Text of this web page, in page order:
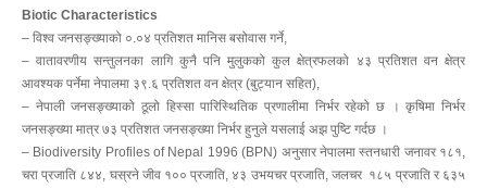
Biotic Characteristics
– विश्व जनसङ्ख्याको ०.०४ प्रतिशत मानिस बसोवास गर्ने,
– वातावरणीय सन्तुलनका लागि कुनै पनि मुलुकको कुल क्षेत्रफलको ४३ प्रतिशत वन क्षेत्र
आवश्यक पर्नेमा नेपालमा ३९.६ प्रतिशत वन क्षेत्र (बुट्यान सहित),
– नेपाली जनसङ्ख्याको ठूलो हिस्सा पारिस्थितिक प्रणालीमा निर्भर रहेको छ । कृषिमा निर्भर
जनसङ्ख्या मात्र ७३ प्रतिशत जनसङ्ख्या निर्भर हुनुले यसलाई अझ पुष्टि गर्दछ ।
– Biodiversity Profiles of Nepal 1996 (BPN) अनुसार नेपालमा स्तनधारी जनावर १८१,
चरा प्रजाति ८४४, घस्रने जीव १०० प्रजाति, ४३ उभयचर प्रजाति, जलचर १८५ प्रजाति र ६३५